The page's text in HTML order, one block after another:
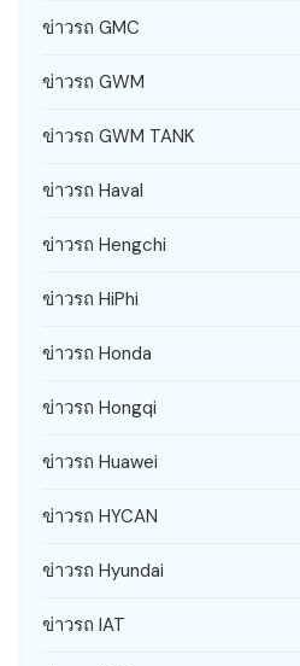
ข่าวรถ GMC
ข่าวรถ GWM
ข่าวรถ GWM TANK
ข่าวรถ Haval
ข่าวรถ Hengchi
ข่าวรถ HiPhi
ข่าวรถ Honda
ข่าวรถ Hongqi
ข่าวรถ Huawei
ข่าวรถ HYCAN
ข่าวรถ Hyundai
ข่าวรถ IAT